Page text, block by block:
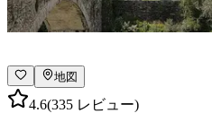
地図
4.6(335 レビュー)